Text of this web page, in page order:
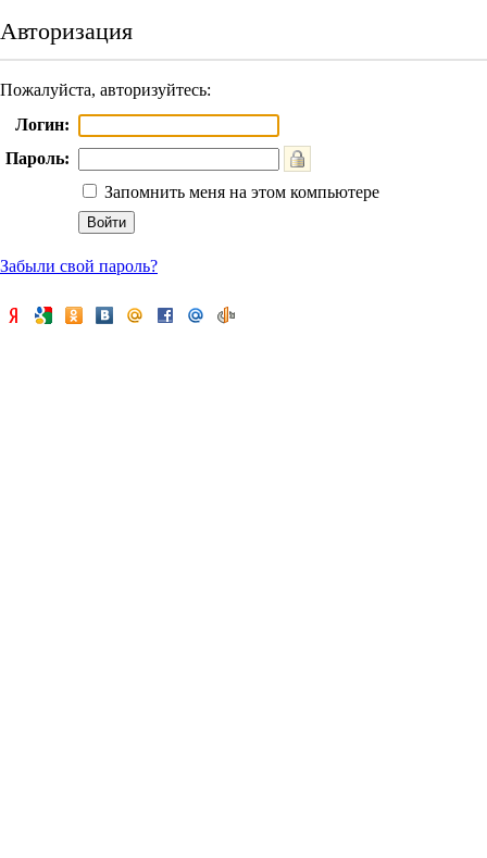
Авторизация
Пожалуйста, авторизуйтесь:
Логин:
Пароль:
Запомнить меня на этом компьютере
Забыли свой пароль?